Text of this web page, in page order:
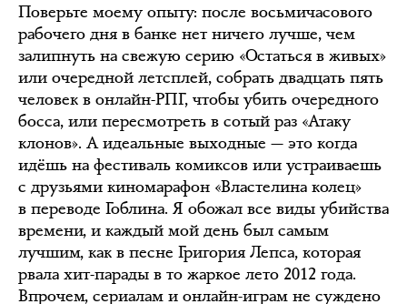
Поверьте моему опыту: после восьмичасового
рабочего дня в банке нет ничего лучше, чем
залипнуть на свежую серию «Остаться в живых»
или очередной летсплей, собрать двадцать пять
человек в онлайн-РПГ, чтобы убить очередного
босса, или пересмотреть в сотый раз «Атаку
клонов». А идеальные выходные — это когда
идёшь на фестиваль комиксов или устраиваешь
с друзьями киномарафон «Властелина колец»
в переводе Гоблина. Я обожал все виды убийства
времени, и каждый мой день был самым
лучшим, как в песне Григория Лепса, которая
рвала хит-парады в то жаркое лето 2012 года.
Впрочем, сериалам и онлайн-играм не суждено